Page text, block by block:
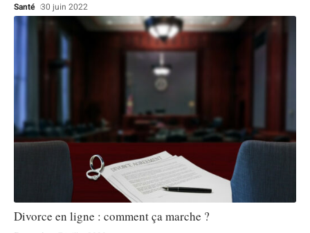
Santé 30 juin 2022
Divorce en ligne : comment ça marche ?